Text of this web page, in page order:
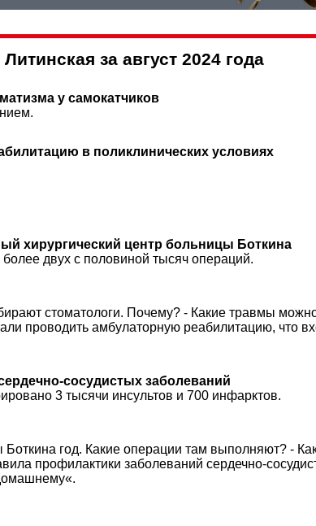
за август 2024 года
у самокатчиков
в поликлинических условиях
хирургический центр больницы Боткина
двух с половиной тысяч операций.
стоматологи. Почему? - Какие травмы
проводить амбулаторную реабилитацию, что
сосудистых заболеваний
3 тысячи инсультов и 700 инфарктов.
год. Какие операции там выполняют? -
профилактики заболеваний сердечно-